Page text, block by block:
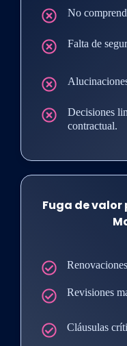
No
Falta de
Decisiones
contractual.
Fuga de
Revisiones
Cláusulas